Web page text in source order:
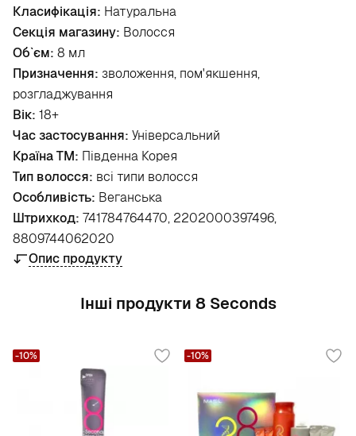
Класифікація: Натуральна
Секція магазину: Волосся
Об`єм: 8 мл
Призначення: зволоження, пом'якшення,
розгладжування
Вік: 18+
Час застосування: Універсальний
Країна ТМ: Південна Корея
Тип волосся: всі типи волосся
Особливість: Веганська
Штрихкод: 741784764470, 2202000397496,
8809744062020
Опис продукту
Інші продукти 8 Seconds
-10% -10%